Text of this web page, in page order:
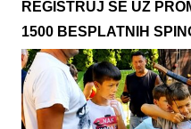
REGISTRUJ SE UZ
1500 BESPLATNIH